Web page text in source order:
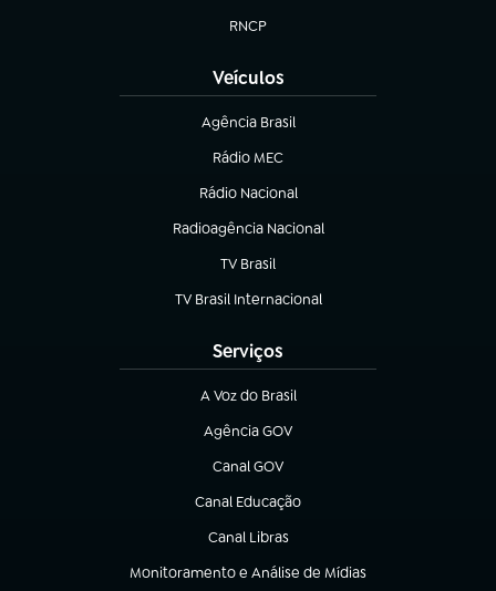
RNCP
(abre em nova aba)
Veículos
Agência Brasil
(abre em nova aba)
Rádio MEC
Rádio Nacional
(abre em nova aba)
Radioagência Nacional
(abre em nova aba)
TV Brasil
(abre em nova aba)
TV Brasil Internacional
(abre em nova aba)
Serviços
A Voz do Brasil
(abre em nova aba)
Agência GOV
(abre em nova aba)
Canal GOV
(abre em nova aba)
Canal Educação
(abre em nova aba)
Canal Libras
(abre em nova aba)
Monitoramento e Análise de Mídias
(abre em nova aba)